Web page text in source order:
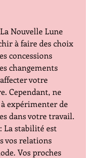
Nouvelle Lune
à faire des choix
concessions
changements
votre
Cependant, ne
expérimenter de
dans votre travail.
: La stabilité est
vos relations
Vos proches